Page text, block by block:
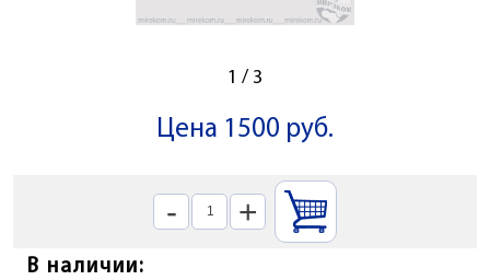
1 / 3
Цена 1500 руб.
- +
В наличии: